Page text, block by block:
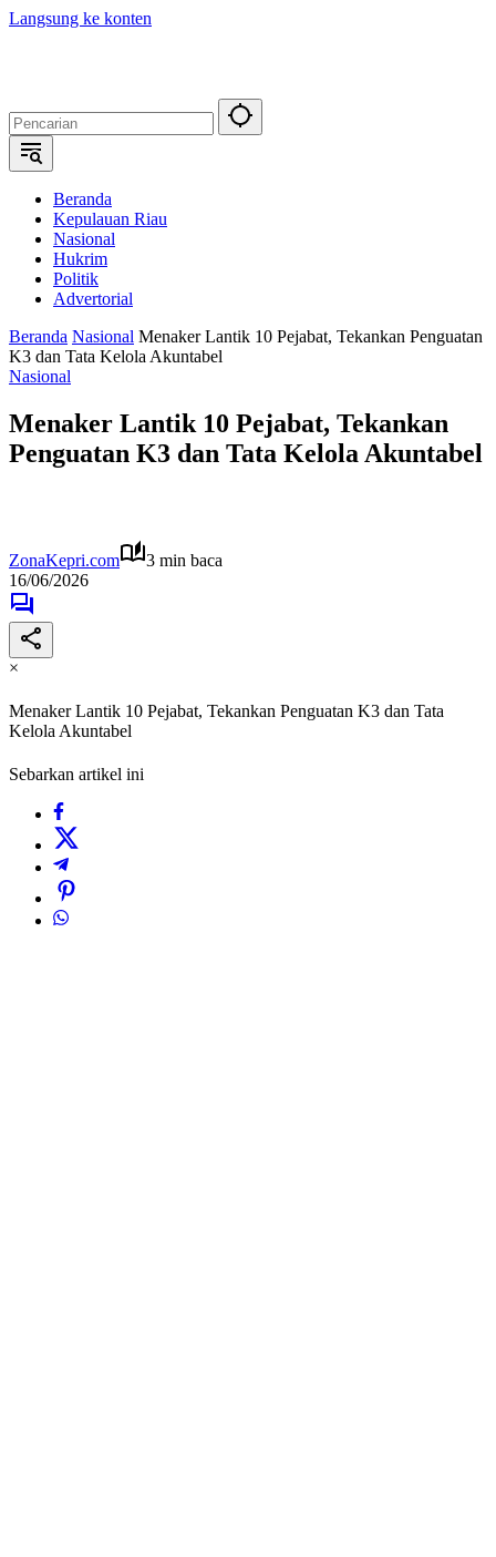
Langsung ke konten
Beranda
Kepulauan Riau
Nasional
Hukrim
Politik
Advertorial
Beranda Nasional Menaker Lantik 10 Pejabat, Tekankan Penguatan
K3 dan Tata Kelola Akuntabel
Nasional
Menaker Lantik 10 Pejabat, Tekankan
Penguatan K3 dan Tata Kelola Akuntabel
ZonaKepri.com
3 min baca
16/06/2026
×
Menaker Lantik 10 Pejabat, Tekankan Penguatan K3 dan Tata
Kelola Akuntabel
Sebarkan artikel ini